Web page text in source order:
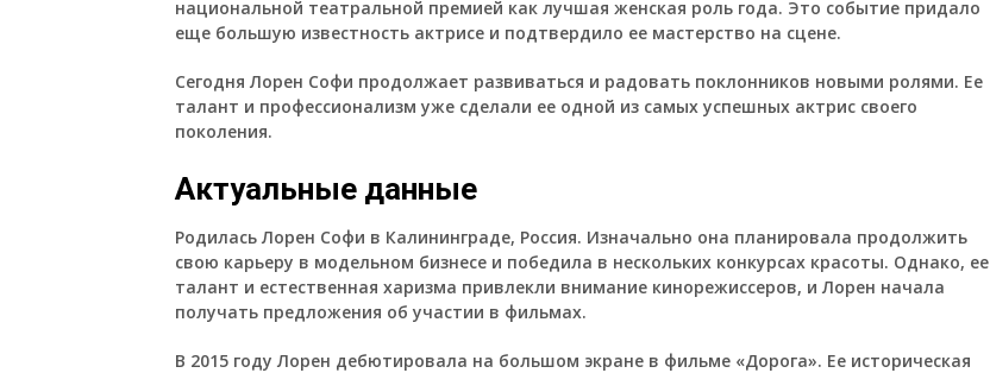
национальной театральной премией как лучшая женская роль года. Это событие придало
еще большую известность актрисе и подтвердило ее мастерство на сцене.
Сегодня Лорен Софи продолжает развиваться и радовать поклонников новыми ролями. Ее
талант и профессионализм уже сделали ее одной из самых успешных актрис своего
поколения.
Актуальные данные
Родилась Лорен Софи в Калининграде, Россия. Изначально она планировала продолжить
свою карьеру в модельном бизнесе и победила в нескольких конкурсах красоты. Однако, ее
талант и естественная харизма привлекли внимание кинорежиссеров, и Лорен начала
получать предложения об участии в фильмах.
В 2015 году Лорен дебютировала на большом экране в фильме «Дорога». Ее историческая